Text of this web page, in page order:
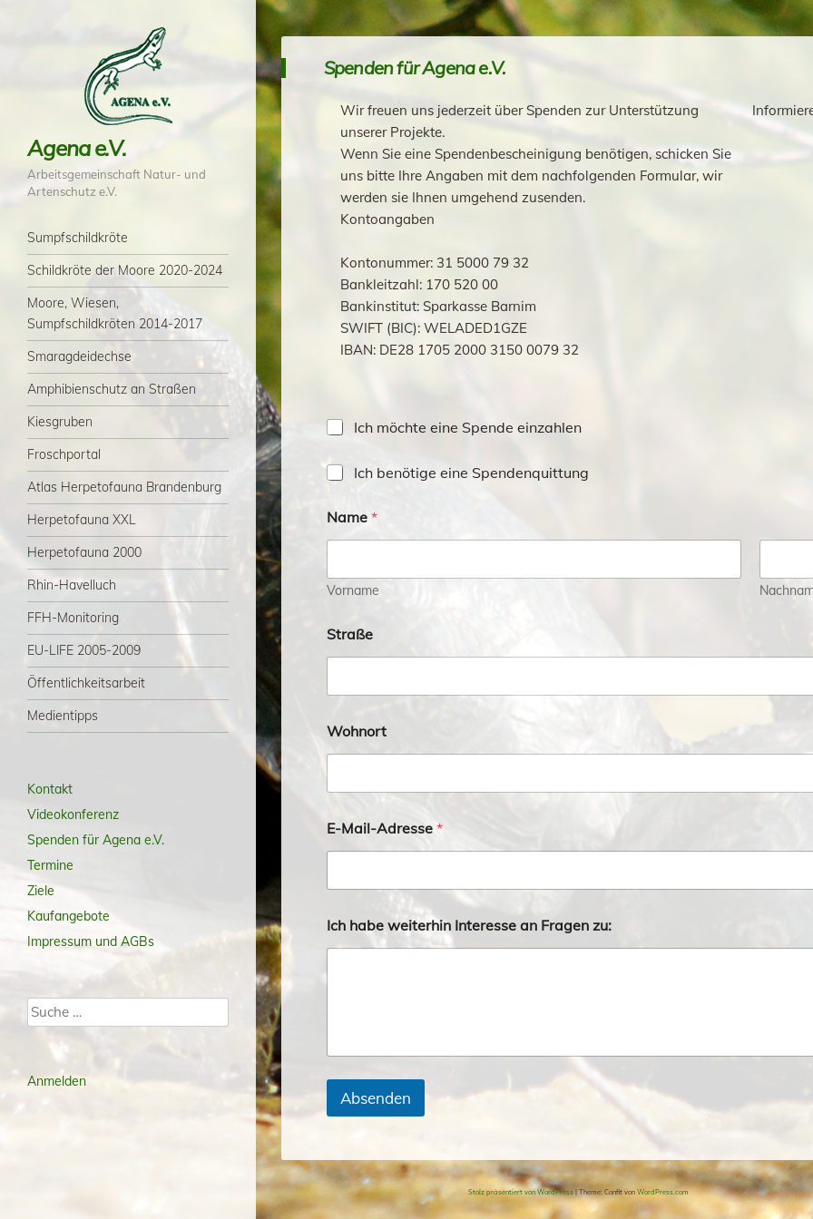
Agena e.V.
Arbeitsgemeinschaft Natur- und
Artenschutz e.V.
Menü
Zum Inhalt springen
Sumpfschildkröte
Schildkröte der Moore 2020-2024
Moore, Wiesen,
Sumpfschildkröten 2014-2017
Smaragdeidechse
Amphibienschutz an Straßen
Kiesgruben
Froschportal
Atlas Herpetofauna Brandenburg
Herpetofauna XXL
Herpetofauna 2000
Rhin-Havelluch
FFH-Monitoring
EU-LIFE 2005-2009
Öffentlichkeitsarbeit
Medientipps
Spenden für Agena e.V.
Wir freuen uns jederzeit über Spenden zur Unterstützung
unserer Projekte.
Wenn Sie eine Spendenbescheinigung benötigen, schicken Sie
uns bitte Ihre Angaben mit dem nachfolgenden Formular, wir
werden sie Ihnen umgehend zusenden.
Kontoangaben
Kontonummer: 31 5000 79 32
Bankleitzahl: 170 520 00
Bankinstitut: Sparkasse Barnim
SWIFT (BIC): WELADED1GZE
IBAN: DE28 1705 2000 3150 0079 32
S
e
n
e
Ich möchte eine Spende einzahlen
Q
t
t
n
g
Ich benötige eine Spendenquittung
Name*
Vorname
Straße
Wohnort
E-Mail-Adresse*
n
t
-
a
-
A
d
Ich habe weiterhin Interesse an Fragen zu:
Absenden
Kontakt
Videokonferenz
Spenden für Agena e.V.
Termine
Ziele
Kaufangebote
Impressum und AGBs
Suche
Anmelden
Stolz präsentiert von WordPress |Theme: Confit von WordPress.com